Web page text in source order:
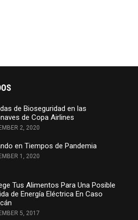
de Bioseguridad en las
de Copa Airlines
2, 2020
en Tiempos de Pandemia
1, 2020
Tus Alimentos Para Una Posible
de Energía Eléctrica En Caso
5, 2017